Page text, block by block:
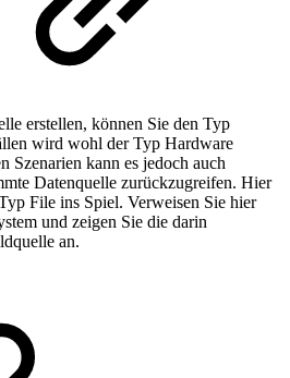
erstellen, können Sie den Typ
wird wohl der Typ Hardware
Szenarien kann es jedoch auch
Datenquelle zurückzugreifen. Hier
File ins Spiel. Verweisen Sie hier
und zeigen Sie die darin
an.